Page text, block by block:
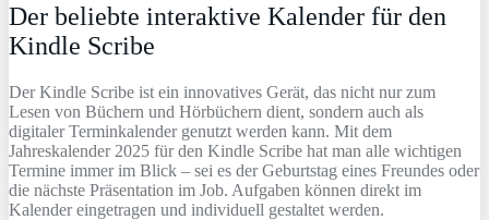
Der beliebte interaktive Kalender für den
Kindle Scribe
Der Kindle Scribe ist ein innovatives Gerät, das nicht nur zum
Lesen von Büchern und Hörbüchern dient, sondern auch als
digitaler Terminkalender genutzt werden kann. Mit dem
Jahreskalender 2025 für den Kindle Scribe hat man alle wichtigen
Termine immer im Blick – sei es der Geburtstag eines Freundes oder
die nächste Präsentation im Job. Aufgaben können direkt im
Kalender eingetragen und individuell gestaltet werden.